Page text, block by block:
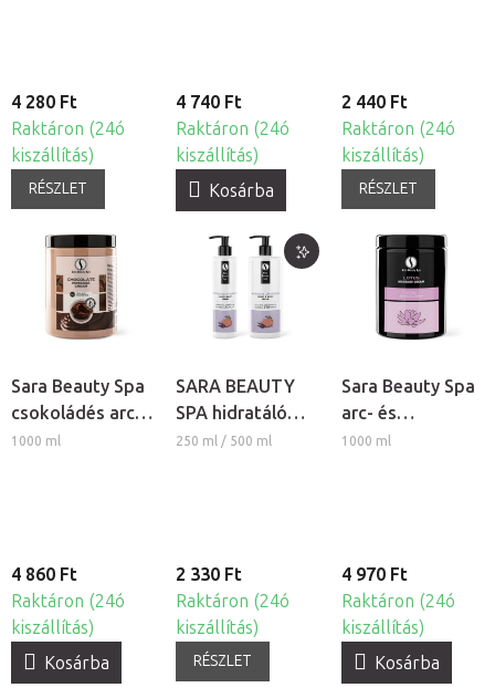
4 280 Ft
Raktáron (24ó
kiszállítás)
RÉSZLET
4 740 Ft
Raktáron (24ó
kiszállítás)
Kosárba
2 440 Ft
Raktáron (24ó
kiszállítás)
RÉSZLET
Sara Beauty Spa
csokoládés arc-
és testmasszázs
1000 ml
4 860 Ft
Raktáron (24ó
kiszállítás)
Kosárba
SARA BEAUTY
SPA hidratáló
krém - Mangó-
250 ml / 500 ml
2 330 Ft
Raktáron (24ó
kiszállítás)
RÉSZLET
Sara Beauty Spa
arc- és
testmasszázs
1000 ml
4 970 Ft
Raktáron (24ó
kiszállítás)
Kosárba